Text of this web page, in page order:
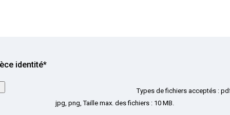
identité*
Types de fichiers acceptés :
jpg, png, Taille max. des fichiers : 10 MB.